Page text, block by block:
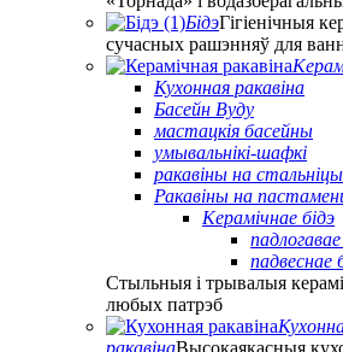
БідэГігіенічныя
сучасных рашэнняў для
Кухонная ракавіна
Басейн Вуду
мастацкія басейны
умывальнікі-шафкі
ракавіны на стальніцы
Ракавіны на
Керамічнае бідэ
падлогавае
падвеснае
Стыльныя і трывалыя
любых патрэб
ракавінаВысокаякасныя